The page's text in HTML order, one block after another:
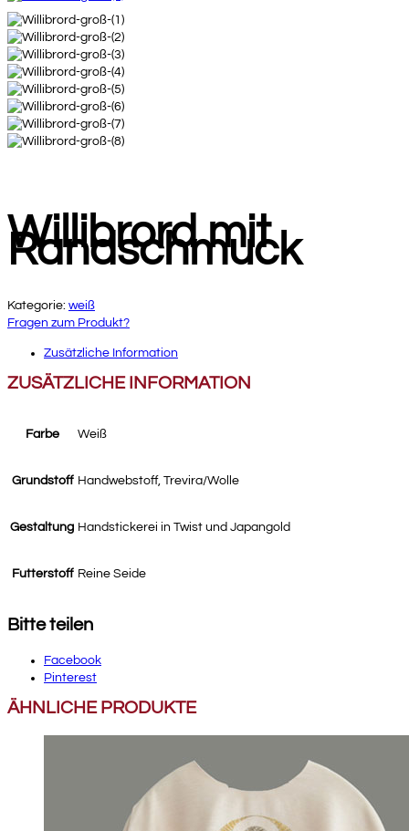
Willibrord mit
Randschmuck
Kategorie: weiß
Fragen zum Produkt?
Zusätzliche Information
ZUSÄTZLICHE INFORMATION
Farbe Weiß
Grundstoff Handwebstoff, Trevira/Wolle
Gestaltung Handstickerei in Twist und Japangold
Futterstoff Reine Seide
Bitte teilen
Facebook
Pinterest
ÄHNLICHE PRODUKTE